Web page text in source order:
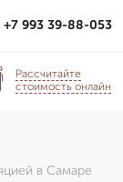
+7 993 39-88-053
Рассчитайте
стоимость онлайн
в Самаре